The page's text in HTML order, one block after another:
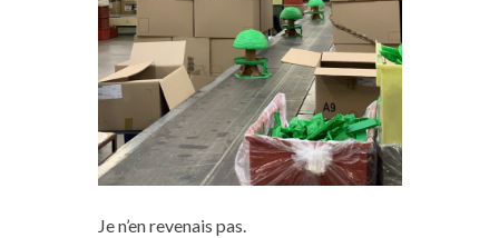
Je n’en revenais pas.